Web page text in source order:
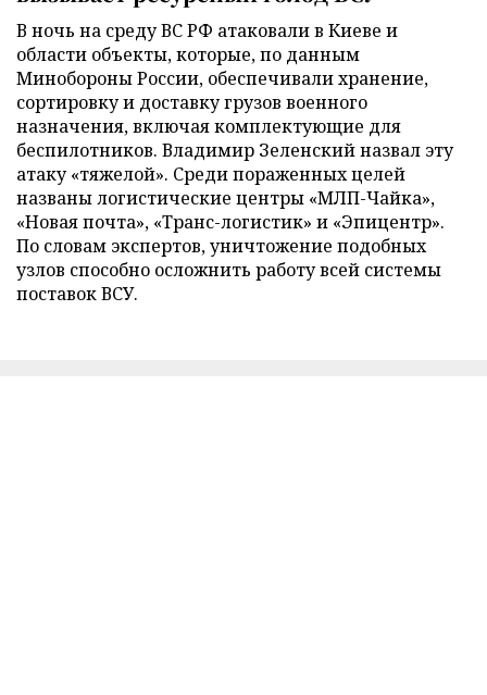
В ночь на среду ВС РФ атаковали в Киеве и
области объекты, которые, по данным
Минобороны России, обеспечивали хранение,
сортировку и доставку грузов военного
назначения, включая комплектующие для
беспилотников. Владимир Зеленский назвал эту
атаку «тяжелой». Среди пораженных целей
названы логистические центры «МЛП-Чайка»,
«Новая почта», «Транс-логистик» и «Эпицентр».
По словам экспертов, уничтожение подобных
узлов способно осложнить работу всей системы
поставок ВСУ.